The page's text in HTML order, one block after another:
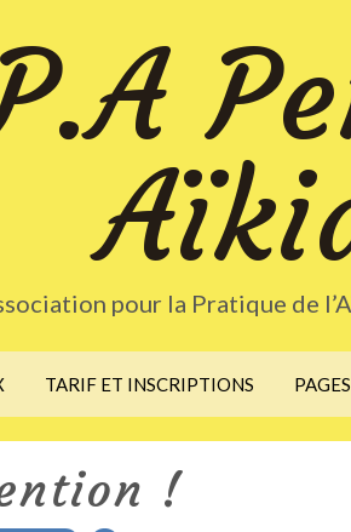
pour la Pratique de
TARIF ET INSCRIPTIONS PAGES
!